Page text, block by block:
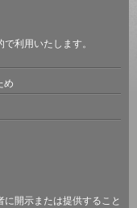
利用いたします。
め
開示または提供すること